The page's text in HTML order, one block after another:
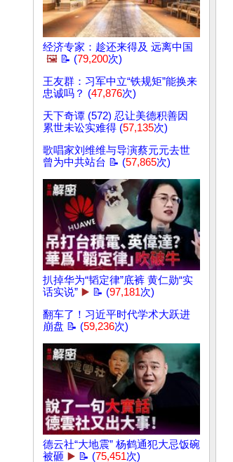
经济专家：趁还来得及 远离中国
🖼️ 📝 (79,200次)
王友群：习军中立“铁规矩”能换来
忠诚吗？ (47,876次)
天下奇谭 (572) 忍让美德积善因
累世未讼实难得 (57,135次)
歌唱家刘维维与导演蔡元元去世
曾为中共站台 📝 (57,865次)
扒掉华为“韬定律”底裤 黄仁勋“实
话实说” ▶️ 📝 (97,181次)
翻车了！习近平时代学术大跃进
崩盘 📝 (59,236次)
德云社“大地震” 杨鹤通犯大忌饭碗
被砸 ▶️ 📝 (75,451次)